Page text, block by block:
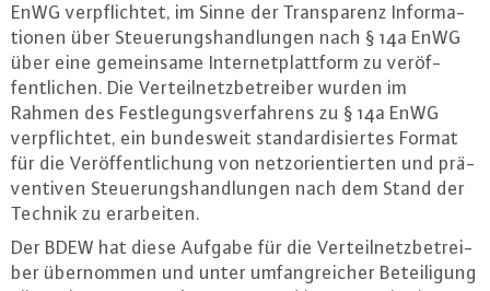
EnWG ver­pflich­tet, im Sinne der Trans­pa­renz In­for­ma­
tio­nen über Steue­rungs­hand­lun­gen nach § 14a EnWG
über eine ge­mein­sa­me In­ter­net­platt­form zu ver­öf­
fent­li­chen. Die Ver­teil­netz­be­trei­ber wurden im
Rahmen des Fest­le­gungs­ver­fah­rens zu § 14a EnWG
ver­pflich­tet, ein bun­des­weit stan­dar­di­sier­tes Format
für die Ver­öf­fent­li­chung von netz­ori­en­tier­ten und prä­
ven­ti­ven Steue­rungs­hand­lun­gen nach dem Stand der
Technik zu er­ar­bei­ten.
Der BDEW hat diese Aufgabe für die Ver­teil­netz­be­trei­
ber über­nom­men und unter um­fang­rei­cher Be­tei­li­gung